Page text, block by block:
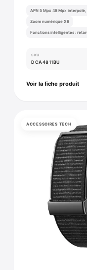
Zoom numérique X8
SKU
DCA4811BU
Voir la fiche produit
ACCESSOIRES TECH